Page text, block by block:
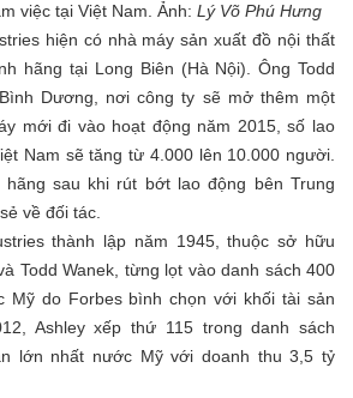
việc tại Việt Nam. Ảnh: Lý Võ Phú Hưng
hiện có nhà máy sản xuất đồ nội thất
hãng tại Long Biên (Hà Nội). Ông Todd
Dương, nơi công ty sẽ mở thêm một
mới đi vào hoạt động năm 2015, số lao
Nam sẽ tăng từ 4.000 lên 10.000 người.
sau khi rút bớt lao động bên Trung
về đối tác.
thành lập năm 1945, thuộc sở hữu
Todd Wanek, từng lọt vào danh sách 400
Mỹ do Forbes bình chọn với khối tài sản
Ashley xếp thứ 115 trong danh sách
lớn nhất nước Mỹ với doanh thu 3,5 tỷ